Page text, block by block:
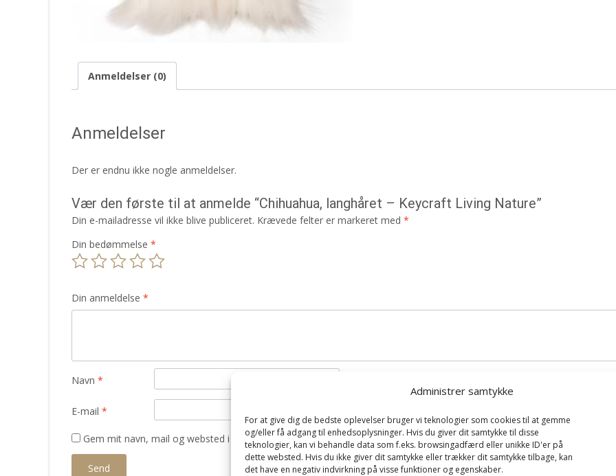
Administrer samtykke
For at give dig de bedste oplevelser bruger vi teknologier som cookies til at gemme
og/eller få adgang til enhedsoplysninger. Hvis du giver dit samtykke til disse
teknologier, kan vi behandle data som f.eks. browsingadfærd eller unikke ID'er på
dette websted. Hvis du ikke giver dit samtykke eller trækker dit samtykke tilbage, kan
det have en negativ indvirkning på visse funktioner og egenskaber.
Anmeldelser (0)
Anmeldelser
Der er endnu ikke nogle anmeldelser.
Vær den første til at anmelde “Chihuahua, langhåret – Keycraft Living Nature”
Din e-mailadresse vil ikke blive publiceret. Krævede felter er markeret med *
Din bedømmelse *
Din anmeldelse *
Navn *
E-mail *
Gem mit navn, mail og websted i denne browser til næste gang jeg kommenterer.